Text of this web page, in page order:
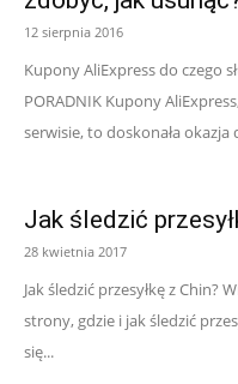
12 sierpnia 2016
Kupony AliExpress do czego
PORADNIK Kupony
serwisie, to doskonała okazja
Jak śledzić
28 kwietnia 2017
Jak śledzić przesyłkę z Chin?
strony, gdzie i jak śledzić
się...